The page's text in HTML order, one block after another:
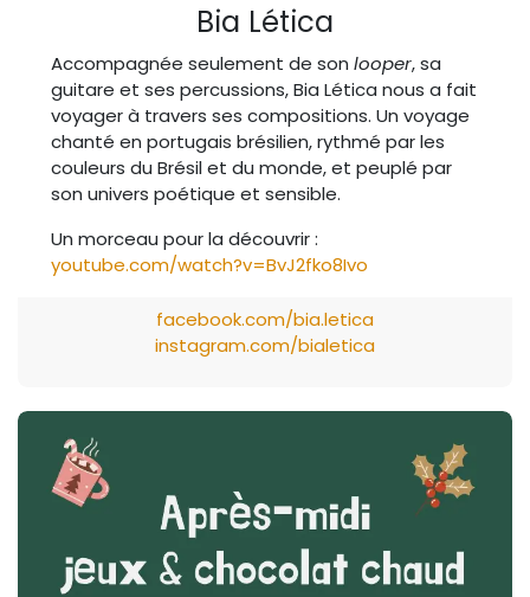
Bia Lética
Accompagnée seulement de son looper, sa
guitare et ses percussions, Bia Lética nous a fait
voyager à travers ses compositions. Un voyage
chanté en portugais brésilien, rythmé par les
couleurs du Brésil et du monde, et peuplé par
son univers poétique et sensible.
Un morceau pour la découvrir :
youtube.com/watch?v=BvJ2fko8Ivo
facebook.com/bia.letica
instagram.com/bialetica